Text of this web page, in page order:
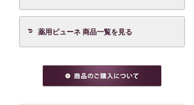
薬用ビューネ 商品一覧を見る